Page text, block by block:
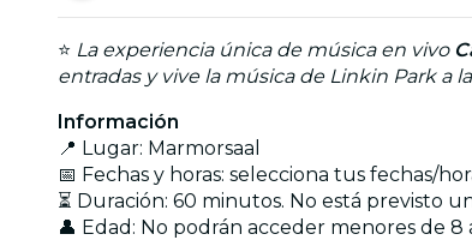
⭐ La experiencia única de música en vivo
entradas y vive la música de Linkin Park a
Información
📍 Lugar: Marmorsaal
📅 Fechas y horas: selecciona tus fechas/
⏳ Duración: 60 minutos. No está previsto
👤 Edad: No podrán acceder menores de